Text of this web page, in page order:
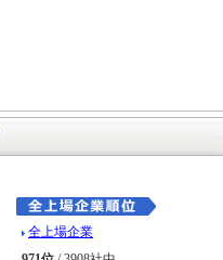
全上場企業